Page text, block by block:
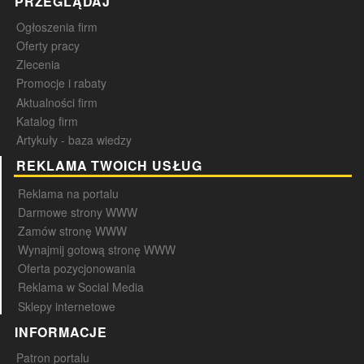
Ogłoszenia firm
Oferty pracy
Zlecenia
Promocje i rabaty
Aktualności firm
Katalog firm
Artykuły - baza wiedzy
REKLAMA TWOICH USŁUG
Reklama na portalu
Darmowe strony WWW
Zamów stronę WWW
Wynajmij gotową stronę WWW
Oferta pozycjonowania
Reklama w Social Media
Sklepy internetowe
INFORMACJE
Patron portalu